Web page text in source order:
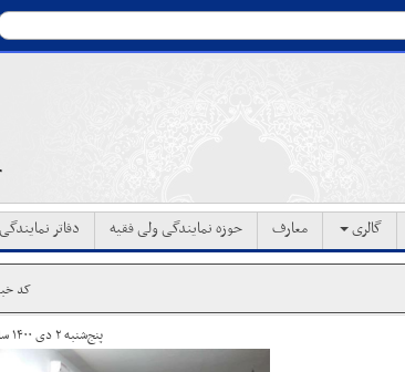
گالری معارف حوزه نمایندگی ولی فقیه دفاتر نمایندگی
کد خبر :
پنج‌شنبه ۲ دی ۱۴۰۰ ساعت ۱۶:۵۱